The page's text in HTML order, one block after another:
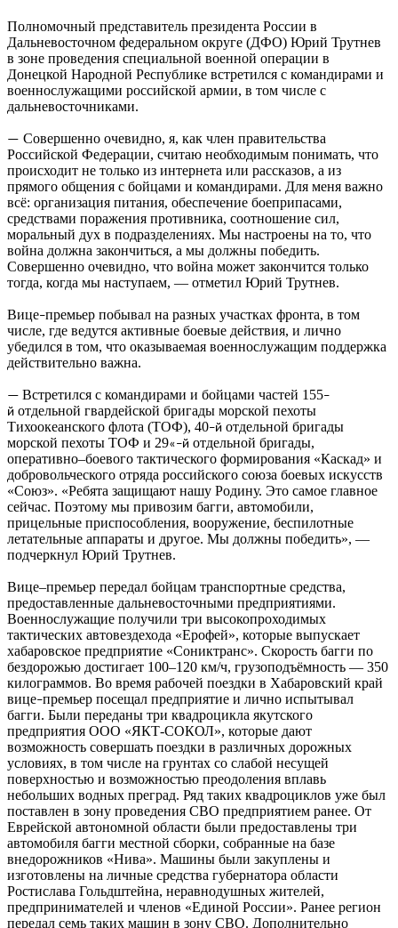
Полномочный представитель президента России в
Дальневосточном федеральном округе (ДФО) Юрий Трутнев
в зоне проведения специальной военной операции в
Донецкой Народной Республике встретился с командирами и
военнослужащими российской армии, в том числе с
дальневосточниками.
— Совершенно очевидно, я, как член правительства
Российской Федерации, считаю необходимым понимать, что
происходит не только из интернета или рассказов, а из
прямого общения с бойцами и командирами. Для меня важно
всё: организация питания, обеспечение боеприпасами,
средствами поражения противника, соотношение сил,
моральный дух в подразделениях. Мы настроены на то, что
война должна закончиться, а мы должны победить.
Совершенно очевидно, что война может закончится только
тогда, когда мы наступаем, — отметил Юрий Трутнев.
Вице–премьер побывал на разных участках фронта, в том
числе, где ведутся активные боевые действия, и лично
убедился в том, что оказываемая военнослужащим поддержка
действительно важна.
— Встретился с командирами и бойцами частей 155–
й отдельной гвардейской бригады морской пехоты
Тихоокеанского флота (ТОФ), 40–й отдельной бригады
морской пехоты ТОФ и 29«–й отдельной бригады,
оперативно–боевого тактического формирования «Каскад» и
добровольческого отряда российского союза боевых искусств
«Союз». «Ребята защищают нашу Родину. Это самое главное
сейчас. Поэтому мы привозим багги, автомобили,
прицельные приспособления, вооружение, беспилотные
летательные аппараты и другое. Мы должны победить», —
подчеркнул Юрий Трутнев.
Вице–премьер передал бойцам транспортные средства,
предоставленные дальневосточными предприятиями.
Военнослужащие получили три высокопроходимых
тактических автовездехода «Ерофей», которые выпускает
хабаровское предприятие «Сониктранс». Скорость багги по
бездорожью достигает 100–120 км/ч, грузоподъёмность — 350
килограммов. Во время рабочей поездки в Хабаровский край
вице–премьер посещал предприятие и лично испытывал
багги. Были переданы три квадроцикла якутского
предприятия ООО «ЯКТ-СОКОЛ», которые дают
возможность совершать поездки в различных дорожных
условиях, в том числе на грунтах со слабой несущей
поверхностью и возможностью преодоления вплавь
небольших водных преград. Ряд таких квадроциклов уже был
поставлен в зону проведения СВО предприятием ранее. От
Еврейской автономной области были предоставлены три
автомобиля багги местной сборки, собранные на базе
внедорожников «Нива». Машины были закуплены и
изготовлены на личные средства губернатора области
Ростислава Гольдштейна, неравнодушных жителей,
предпринимателей и членов «Единой России». Ранее регион
передал семь таких машин в зону СВО. Дополнительно